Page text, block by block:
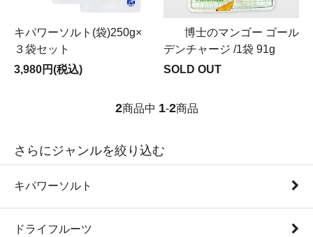
キパワーソルト(袋)250g×
３袋セット
3,980円(税込)
博士のマンゴー ゴール
デンチャージ /1袋 91g
SOLD OUT
2商品中 1-2商品
さらにジャンルを絞り込む
キパワーソルト
ドライフルーツ